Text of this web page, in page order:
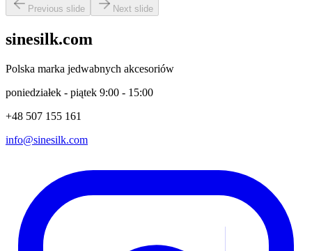
Previous slide Next slide
sinesilk.com
Polska marka jedwabnych akcesoriów
poniedziałek - piątek 9:00 - 15:00
+48 507 155 161
info@sinesilk.com